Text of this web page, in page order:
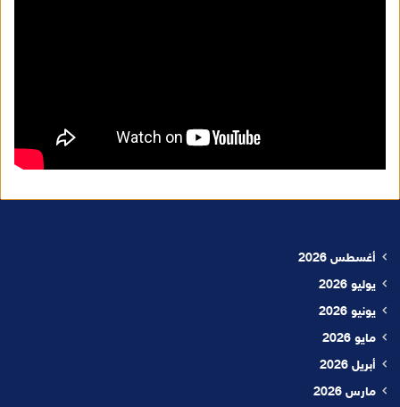
أغسطس 2026
يوليو 2026
يونيو 2026
مايو 2026
أبريل 2026
مارس 2026